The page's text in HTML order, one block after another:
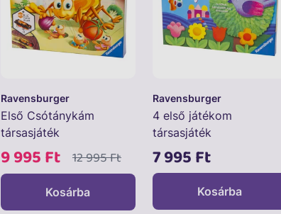
Ravensburger
Első Csótánykám
társasjáték
9 995 Ft 12 995 Ft
Kosárba
Ravensburger
4 első játékom
társasjáték
7 995 Ft
Kosárba